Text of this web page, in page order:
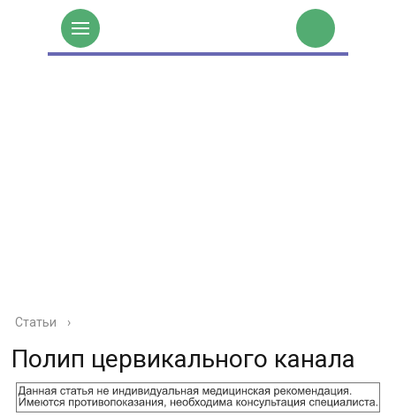
Статьи ›
Полип цервикального канала